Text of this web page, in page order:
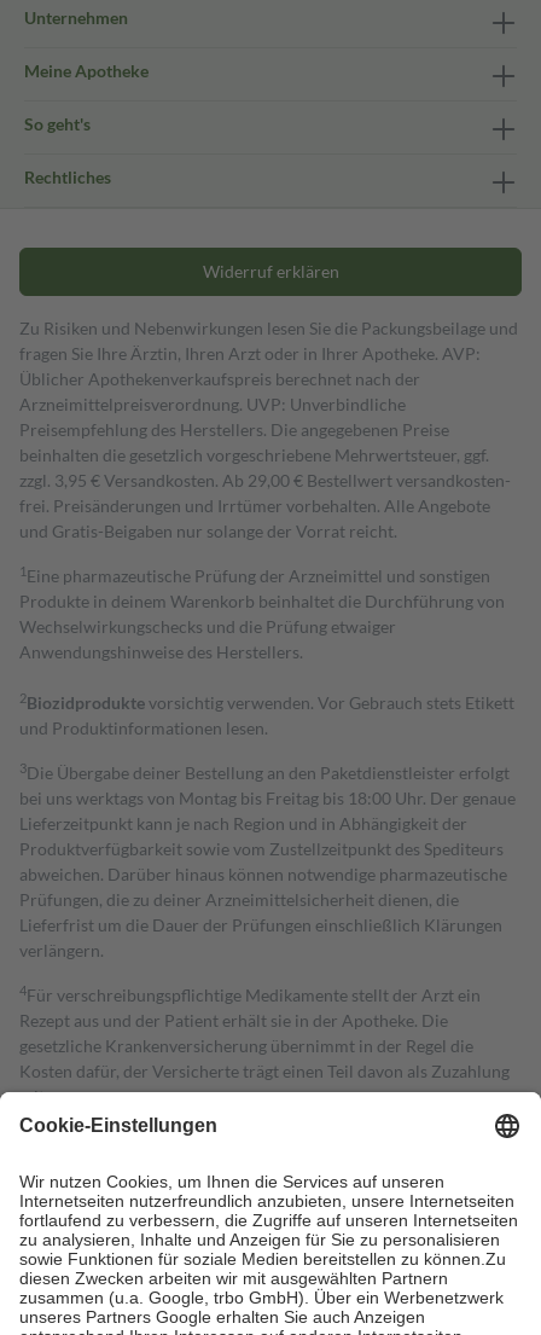
Unternehmen
Meine Apotheke
So geht's
Rechtliches
Widerruf erklären
Zu Risiken und Nebenwirkungen lesen Sie die Packungsbeilage und
fragen Sie Ihre Ärztin, Ihren Arzt oder in Ihrer Apotheke. AVP:
Üblicher Apothekenverkaufspreis berechnet nach der
Arzneimittelpreisverordnung. UVP: Unverbindliche
Preisempfehlung des Herstellers. Die angegebenen Preise
beinhalten die gesetzlich vorgeschriebene Mehrwertsteuer, ggf.
zzgl. 3,95 € Versandkosten. Ab 29,00 € Bestell­wert versand­kosten­
frei. Preisänderungen und Irrtümer vorbehalten. Alle Angebote
und Gratis-Beigaben nur solange der Vorrat reicht.
1 Eine pharmazeutische Prüfung der Arzneimittel und sonstigen
Produkte in deinem Warenkorb beinhaltet die Durchführung von
Wechselwirkungschecks und die Prüfung etwaiger
Anwendungshinweise des Herstellers.
2Biozidproduktevorsichtig verwenden. Vor Gebrauch stets Etikett
und Produktinformationen lesen.
3Die Übergabe deiner Bestellung an den Paketdienstleister erfolgt
bei uns werktags von Montag bis Freitag bis 18:00 Uhr. Der genaue
Lieferzeitpunkt kann je nach Region und in Abhängigkeit der
Produktverfügbarkeit sowie vom Zustellzeitpunkt des Spediteurs
abweichen. Darüber hinaus können notwendige pharmazeutische
Prüfungen, die zu deiner Arzneimittelsicherheit dienen, die
Lieferfrist um die Dauer der Prüfungen einschließlich Klärungen
verlängern.
4Für verschreibungspflichtige Medikamente stellt der Arzt ein
Rezept aus und der Patient erhält sie in der Apotheke. Die
gesetzliche Krankenversicherung übernimmt in der Regel die
Kosten dafür, der Versicherte trägt einen Teil davon als Zuzahlung
mit.
Grundsätzlich leisten Mitglieder Zuzahlungen in Höhe von zehn
höchstens zehn Euro.
Es sind jedoch nie mehr als die tatsächlichen
Kosten der Leistung zu entrichten.
Diese Regeln gelten grundsätzlich auch für Online-Apotheken.
Bei Heilmitteln und häuslicher Krankenpflege beträgt die
Zuzahlung zehn Prozent der Kosten sowie zehn Euro je
Verordnung.
Um das Engagement der Versicherten für ihre eigene Gesundheit zu